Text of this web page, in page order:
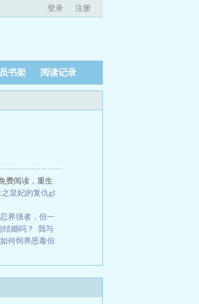
登录 注册
书架 阅读记录
费阅读，重生
之皇妃的复仇gl
忍界强者，但一
结婚吗？ 我与
如何饲养恶毒但